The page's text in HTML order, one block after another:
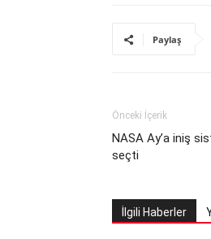
Paylaş
Önceki İçerik
NASA Ay’a iniş
seçti
İlgili Haberler